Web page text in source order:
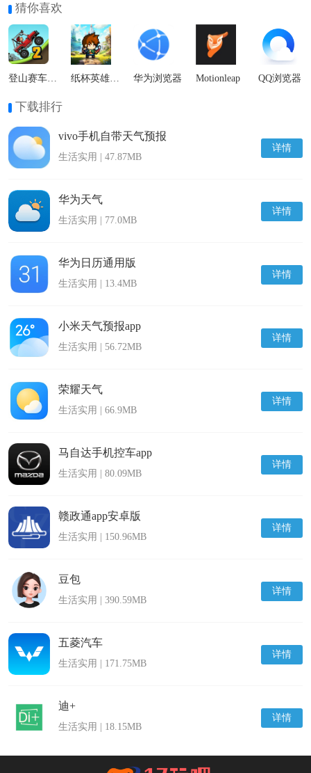
猜你喜欢
华为浏览器 Motionleap QQ浏览器
下载排行
详情
vivo手机自带天气预报
生活实用 | 47.87MB
详情
华为天气
生活实用 | 77.0MB
详情
华为日历通用版
生活实用 | 13.4MB
详情
小米天气预报app
生活实用 | 56.72MB
详情
荣耀天气
生活实用 | 66.9MB
详情
马自达手机控车app
生活实用 | 80.09MB
详情
赣政通app安卓版
生活实用 | 150.96MB
详情
豆包
生活实用 | 390.59MB
详情
五菱汽车
生活实用 | 171.75MB
详情
迪+
生活实用 | 18.15MB